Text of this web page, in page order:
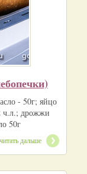
- 50г; яйцо
ч.л.; дрожжи
50г
читать дальше